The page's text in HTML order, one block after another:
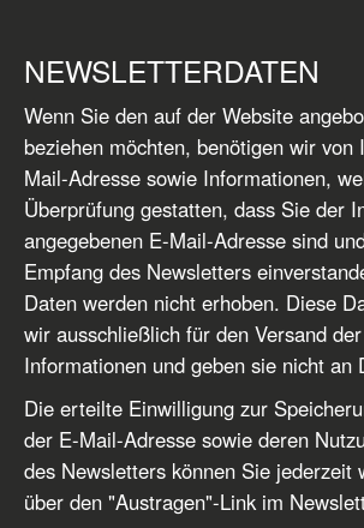
NEWSLETTERDATEN
Wenn Sie den auf der Website
beziehen möchten, benötigen wir von
Mail-Adresse sowie Informationen,
Überprüfung gestatten, dass Sie der
angegebenen E-Mail-Adresse sind
Empfang des Newsletters
Daten werden nicht erhoben. Diese
wir ausschließlich für den Versand
Informationen und geben sie nicht an
Die erteilte Einwilligung zur
der E-Mail-Adresse sowie deren
des Newsletters können Sie jederzeit
über den "Austragen"-Link im